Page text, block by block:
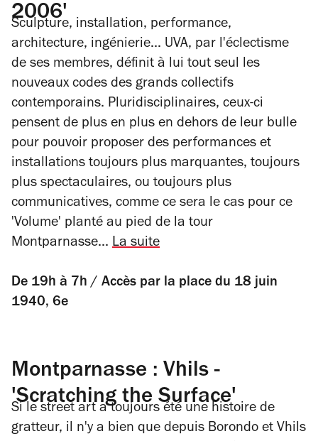
2006'
Sculpture, installation, performance,
architecture, ingénierie... UVA, par l'éclectisme
de ses membres, définit à lui tout seul les
nouveaux codes des grands collectifs
contemporains. Pluridisciplinaires, ceux-ci
pensent de plus en plus en dehors de leur bulle
pour pouvoir proposer des performances et
installations toujours plus marquantes, toujours
plus spectaculaires, ou toujours plus
communicatives, comme ce sera le cas pour ce
'Volume' planté au pied de la tour
Montparnasse... La suite
De 19h à 7h / Accès par la place du 18 juin
1940, 6e
Montparnasse : Vhils -
'Scratching the Surface'
Si le street art a toujours été une histoire de
gratteur, il n'y a bien que depuis Borondo et Vhils